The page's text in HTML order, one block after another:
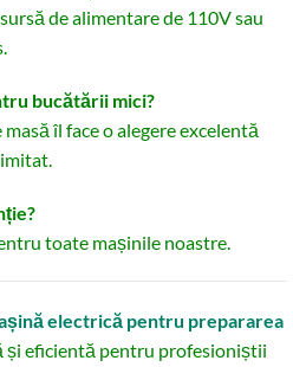
de alimentare de 110V sau
bucătării mici?
îl face o alegere excelentă
toate mașinile noastre.
electrică pentru prepararea
și eficientă pentru profesioniștii